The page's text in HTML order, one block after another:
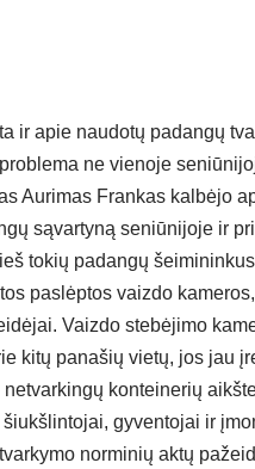
ir apie nau­do­tų pa­dan­gų
ne vie­no­je
Au­ri­mas Fran­kas kal­bė­jo
są­var­ty­ną se­niū­ni­jo­je ir
to­kių pa­dan­gų
pa­slėp­tos vaiz­do
Vaiz­do ste­bė­ji­mo
ki­tų pa­na­šių vie­tų, jos jau
ne­tvar­kin­gų kon­tei­ne­rių
gy­ven­to­jai ir
nor­mi­nių ak­tų